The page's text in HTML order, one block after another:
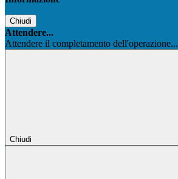
Chiudi
Attendere...
Attendere il completamento dell'operazione...
Chiudi